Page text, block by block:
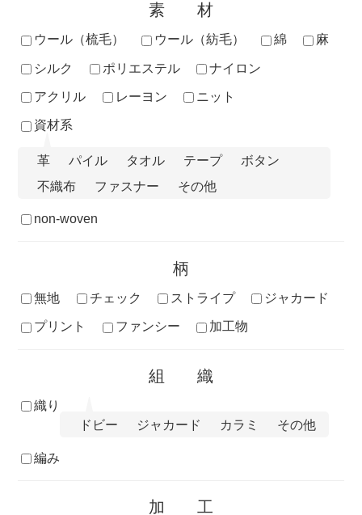
素材
ウール（梳毛） ウール（紡毛） 綿
麻
シルク
ポリエステル
ナイロン
アクリル
レーヨン
ニット
資材系
革 パイル タオル テープ
ボタン
不織布
ファスナー その他
non-woven
柄
無地 チェック ストライプ
ジャカード
プリント
ファンシー 加工物
組織
織り
ドビー
ジャカード カラミ その他
編み
加工